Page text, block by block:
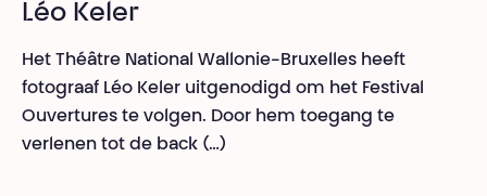
Léo Keler
Het Théâtre National Wallonie-Bruxelles heeft
fotograaf Léo Keler uitgenodigd om het Festival
Ouvertures te volgen. Door hem toegang te
verlenen tot de back (…)